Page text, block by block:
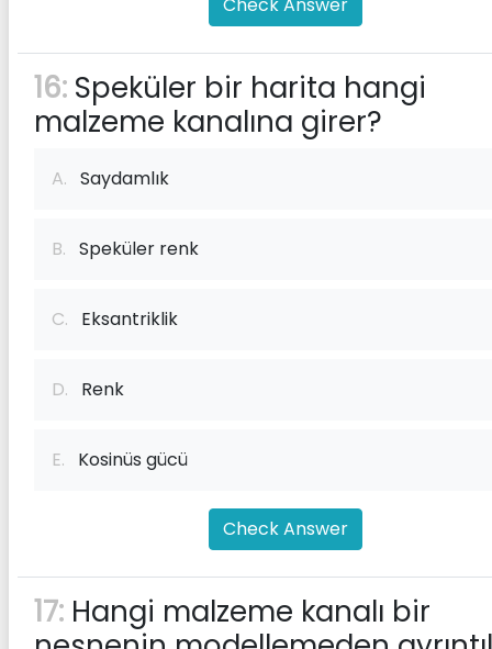
16: Speküler bir harita hangi
malzeme kanalına girer?
A. Saydamlık
B. Speküler renk
C. Eksantriklik
D. Renk
E. Kosinüs gücü
Check Answer
17: Hangi malzeme kanalı bir